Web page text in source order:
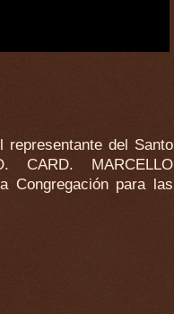
representante del Santo
CARD. MARCELLO